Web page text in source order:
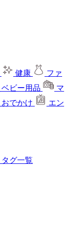
健康
ファ
ベビー用品
マ
おでかけ
エン
タグ一覧